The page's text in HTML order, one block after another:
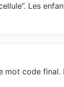
Les
mot code